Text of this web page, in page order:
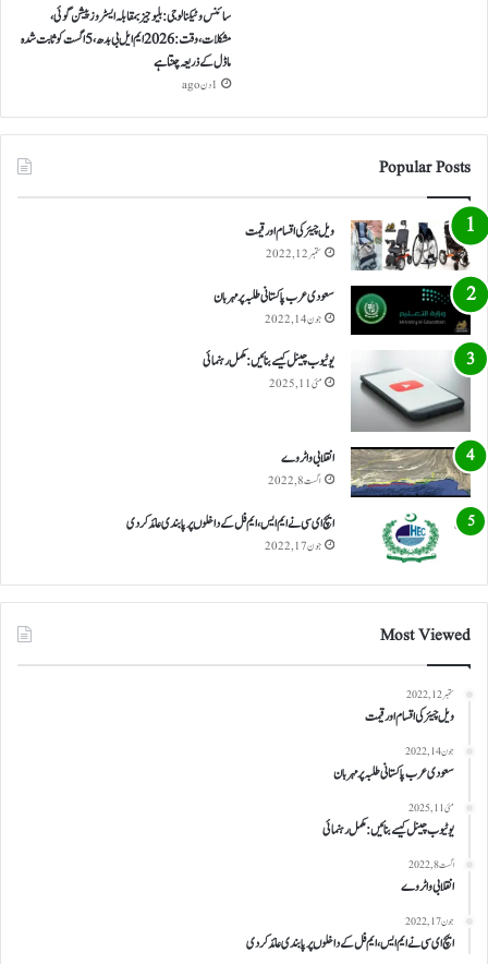
سائنس و ٹیکنالوجی: بلیو جیز بمقابلہ ایسٹروز پیشن گوئی،
مشکلات، وقت: 2026 ایم ایل بی بدھ، 5 اگست کو ثابت شدہ
ماڈل کے ذریعہ چنتا ہے
1 دن ago
Popular Posts
ویل چیئر کی اقسام اور قیمت
ستمبر 12, 2022
سعودی عرب پاکستانی طلبہ پر مہربان
جون 14, 2022
یوٹیوب چینل کیسے بنائیں: مکمل رہنمائی
مئی 11, 2025
انقلابی واٹر وے
اگست 8, 2022
ایچ ای سی نے ایم ایس، ایم فل کے داخلوں پر پابندی عائد کر دی
جون 17, 2022
Most Viewed
ستمبر 12, 2022
ویل چیئر کی اقسام اور قیمت
جون 14, 2022
سعودی عرب پاکستانی طلبہ پر مہربان
مئی 11, 2025
یوٹیوب چینل کیسے بنائیں: مکمل رہنمائی
اگست 8, 2022
انقلابی واٹر وے
جون 17, 2022
ایچ ای سی نے ایم ایس، ایم فل کے داخلوں پر پابندی عائد کر دی